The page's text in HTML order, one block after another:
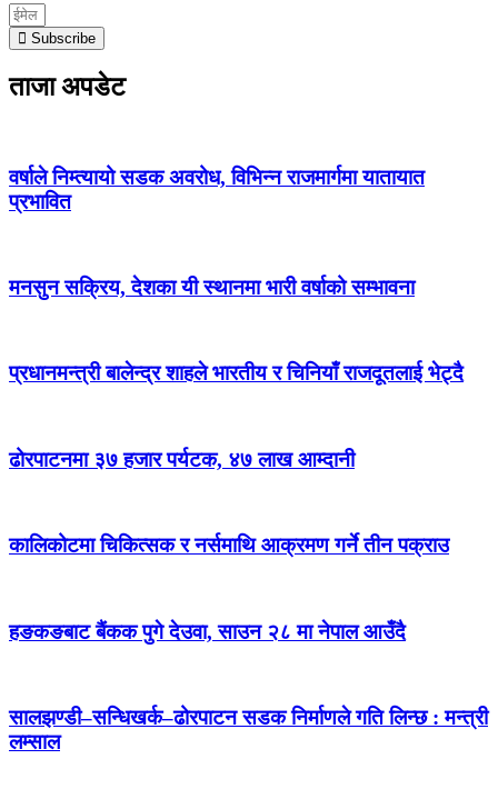
Subscribe
ताजा अपडेट
वर्षाले निम्त्यायो सडक अवरोध, विभिन्न राजमार्गमा यातायात
प्रभावित
मनसुन सक्रिय, देशका यी स्थानमा भारी वर्षाको सम्भावना
प्रधानमन्त्री बालेन्द्र शाहले भारतीय र चिनियाँ राजदूतलाई भेट्दै
ढोरपाटनमा ३७ हजार पर्यटक, ४७ लाख आम्दानी
कालिकोटमा चिकित्सक र नर्समाथि आक्रमण गर्ने तीन पक्राउ
हङकङबाट बैंकक पुगे देउवा, साउन २८ मा नेपाल आउँदै
सालझण्डी–सन्धिखर्क–ढोरपाटन सडक निर्माणले गति लिन्छ : मन्त्री
लम्साल